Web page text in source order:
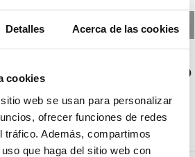
Detalles Acerca de las cookies
cookies
web se usan para personalizar
ofrecer funciones de redes
tráfico. Además, compartimos
que haga del sitio web con
❯
honetan ez dago